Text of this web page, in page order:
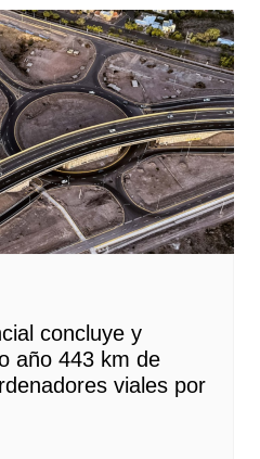
concluye y
año 443 km de
viales por